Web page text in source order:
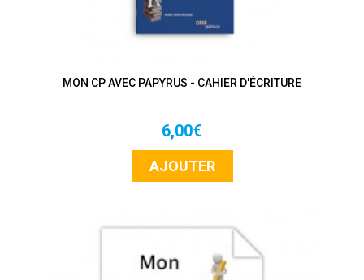
MON CP AVEC PAPYRUS - CAHIER D'ÉCRITURE
6,00€
AJOUTER